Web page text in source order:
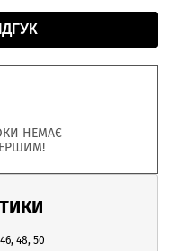
НЕМАЄ
48, 50